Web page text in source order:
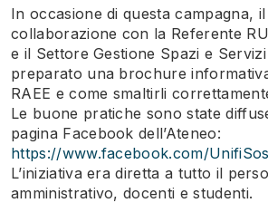
In occasione di questa campagna,
collaborazione con la Referente
e il Settore Gestione Spazi e
preparato una brochure
RAEE e come smaltirli
Le buone pratiche sono state
pagina Facebook dell’Ateneo:
https://www.facebook.com/
L’iniziativa era diretta a tutto il
amministrativo, docenti e studenti.